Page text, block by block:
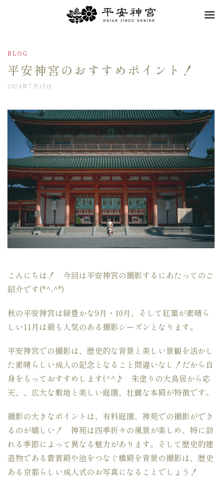
Skip to main content
BLOG
平安神宮のおすすめポイント！
2024年7月15日
こんにちは！ 今回は平安神宮の撮影するにあたってのご
紹介です(*^-^*)
秋の平安神宮は緑豊かな9月・10月、そして紅葉が素晴ら
しい11月は最も人気のある撮影シーズンとなります。
平安神宮での撮影は、歴史的な背景と美しい景観を活かし
た素晴らしい成人の記念となること間違いなし！だから自
身をもっておすすめします(^^♪ 朱塗りの大鳥居から応
天、、広大な敷地と美しい庭園、壮麗な本殿が特徴です。
撮影の大きなポイントは、有料庭園、神苑での撮影ができ
るのが嬉しい！ 神苑は四季折々の風景が楽しめ、特に訪
れる季節によって異なる魅力があります。そして歴史的建
造物である貴賓殿や池をつなぐ橋殿を背景の撮影は、歴史
ある京都らしい成人式のお写真になることでしょう！